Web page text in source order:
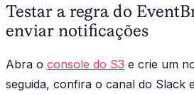
Testar a regra do
enviar notificações
Abra o console do S3 e crie um
seguida, confira o canal do Slack